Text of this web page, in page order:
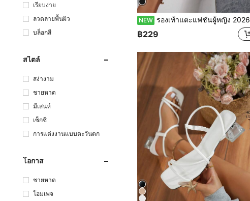
เรียบง่าย
ลวดลายพื้นผิว
บล็อกสี
สไตล์
สง่างาม
ชายหาด
มีเสน่ห์
เซ็กซี่
การแต่งงานแบบตะวันตก
โอกาส
ชายหาด
โฮมเพจ
NEW รองเท้าแตะแฟชั่นผู้หญิง 2026 ใหม่ ประดับเพชรประกาย สายไขว้ หัวเหลี่ยม ดีไซน์ผูกเชือก มีเสน่ห์ สบาย แมตช์ง่าย แบบแบน
฿229